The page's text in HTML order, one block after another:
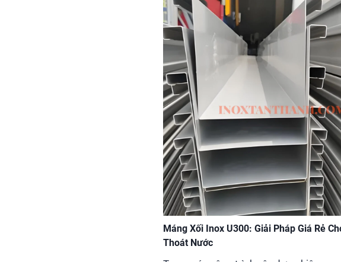
Máng Xối Inox U300: Giải Pháp Giá Rẻ
Thoát Nước